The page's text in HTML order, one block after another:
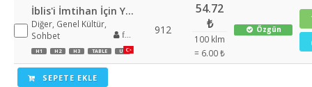
SEPETE EKLE
İblis'i İmtihan İçin Yaratılan İnsan
Diğer, Genel Kültür,
Sohbet
H1 H2 H3 TABLE UL
912
54.72
₺
100 klm
= 6.00 ₺
Özgün